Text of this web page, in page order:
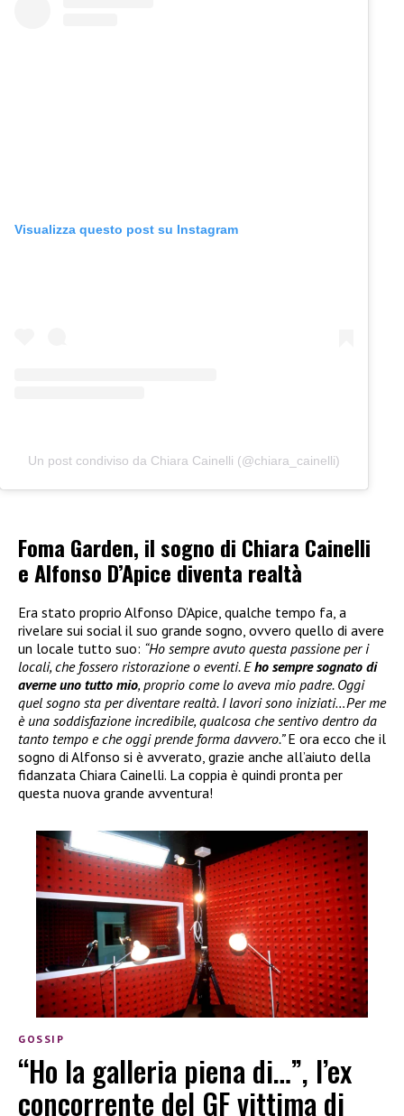
Visualizza questo post su Instagram
Un post condiviso da Chiara Cainelli (@chiara_cainelli)
Foma Garden, il sogno di Chiara Cainelli
e Alfonso D’Apice diventa realtà
Era stato proprio Alfonso D’Apice, qualche tempo fa, a
rivelare sui social il suo grande sogno, ovvero quello di avere
un locale tutto suo: “Ho sempre avuto questa passione per i
locali, che fossero ristorazione o eventi. Eho sempre sognato di
averne uno tutto mio, proprio come lo aveva mio padre. Oggi
quel sogno sta per diventare realtà. I lavori sono iniziati…Per me
è una soddisfazione incredibile, qualcosa che sentivo dentro da
tanto tempo e che oggi prende forma davvero.”E ora ecco che il
sogno di Alfonso si è avverato, grazie anche all’aiuto della
fidanzata Chiara Cainelli. La coppia è quindi pronta per
questa nuova grande avventura!
GOSSIP
“Ho la galleria piena di…”, l’ex
concorrente del GF vittima di